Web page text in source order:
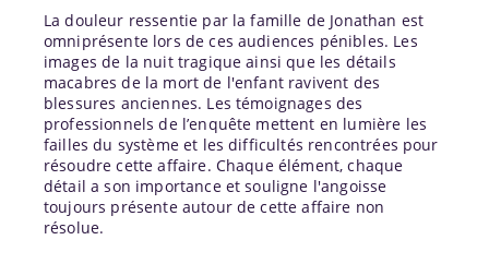
La douleur ressentie par la famille de Jonathan est
omniprésente lors de ces audiences pénibles. Les
images de la nuit tragique ainsi que les détails
macabres de la mort de l'enfant ravivent des
blessures anciennes. Les témoignages des
professionnels de l’enquête mettent en lumière les
failles du système et les difficultés rencontrées pour
résoudre cette affaire. Chaque élément, chaque
détail a son importance et souligne l'angoisse
toujours présente autour de cette affaire non
résolue.